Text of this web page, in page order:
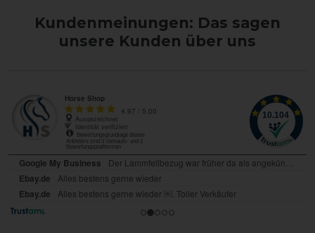
Kundenmeinungen: Das sagen
unsere Kunden über uns